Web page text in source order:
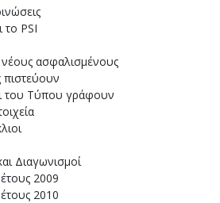
PSI
ασφαλισμένους
πιστεύουν
του Τύπου γράφουν
Διαγωνισμοί
2009
2010